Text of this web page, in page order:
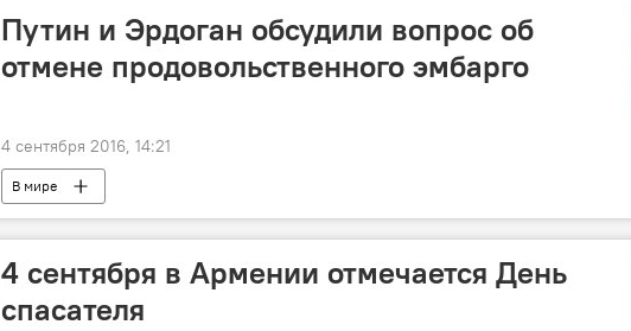
Путин и Эрдоган обсудили вопрос об
отмене продовольственного эмбарго
4 сентября 2016, 14:21
В мире
4 сентября в Армении отмечается День
спасателя